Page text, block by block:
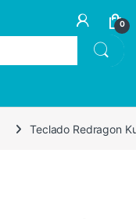
0
Teclado Redragon